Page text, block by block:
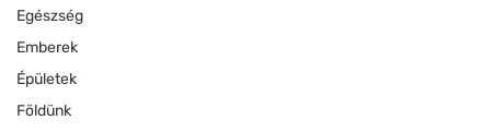
Egészség
Emberek
Épületek
Földünk